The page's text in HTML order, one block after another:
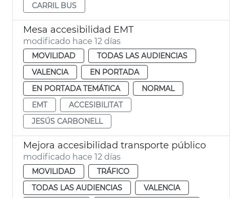
CARRIL BUS
Mesa accesibilidad EMT
modificado hace 12 días
MOVILIDAD
TODAS LAS AUDIENCIAS
VALENCIA
EN PORTADA
EN PORTADA TEMÁTICA
NORMAL
EMT
ACCESIBILITAT
JESÚS CARBONELL
Mejora accesibilidad transporte público
modificado hace 12 días
MOVILIDAD
TRÁFICO
TODAS LAS AUDIENCIAS
VALENCIA